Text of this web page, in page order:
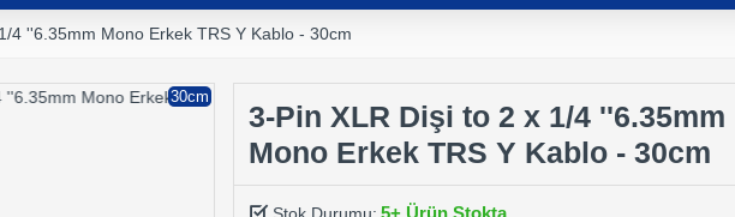
4 ''6.35mm Mono Erkek TRS Y Kablo - 30cm
30cm
3-Pin XLR Dişi to 2 x 1/4 ''6.35mm
Mono Erkek TRS Y Kablo - 30cm
Stok Durumu: 5+ Ürün Stokta